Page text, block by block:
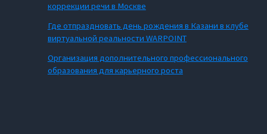
коррекции речи в Москве
Где отпраздновать день рождения в Казани в клубе
виртуальной реальности WARPOINT
Организация дополнительного профессионального
образования для карьерного роста